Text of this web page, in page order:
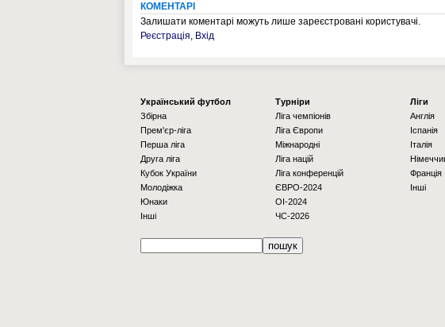
КОМЕНТАРІ
Залишати коментарі можуть лише зареєстровані користувачі.
Реєстрація, Вхід
Українcький футбол
Збірна
Прем'єр-ліга
Перша ліга
Друга ліга
Кубок України
Молодіжка
Юнаки
Інші
Турніри
Ліга чемпіонів
Ліга Європи
Міжнародні
Ліга націй
Ліга конференцій
ЄВРО-2024
OI-2024
ЧС-2026
Ліги
Англія
Іспанія
Італія
Франція
Інші